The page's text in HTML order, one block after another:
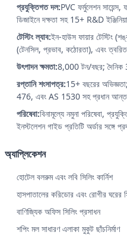
প্রযুক্তিগত দল:PVC ফর্মুলেশন সায়েন্স,
ডিজাইনে দক্ষতা সহ 15+ R&D
টেস্টিং ল্যাব:ইন-হাউস ফায়ার টেস্টিং
(টেনসিল, প্রভাব, কঠোরতা), এবং ত্বরিত
উৎপাদন ক্ষমতা:8,000 টন/বছর; দৈনিক
রপ্তানি শংসাপত্র:15+ বছরের
476, এবং AS 1530 সহ প্রধান
পরিষেবা:বিনামূল্যে নমুনা পরিষেবা,
ইনস্টলেশন গাইড প্রতিটি অর্ডার সঙ্গে
অ্যাপ্লিকেশন
হোটেল বলরুম এবং লবি সিলিং কার্নিশ
হাসপাতালের করিডোর এবং রোগীর ঘরের
বাণিজ্যিক অফিস সিলিং প্রসাধন
শপিং মল সাধারণ এলাকা মুকুট ছাঁচনির্মাণ